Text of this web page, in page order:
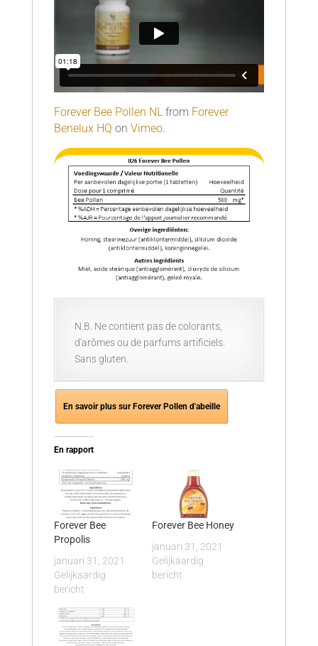
Forever Bee Pollen NL from Forever
Benelux HQ on Vimeo.
N.B. Ne contient pas de colorants,
d'arômes ou de parfums artificiels.
Sans gluten.
En savoir plus sur Forever Pollen d'abeille
En rapport
Forever Bee
Propolis
januari 31, 2021
Gelijkaardig
bericht
Forever Bee Honey
januari 31, 2021
Gelijkaardig
bericht